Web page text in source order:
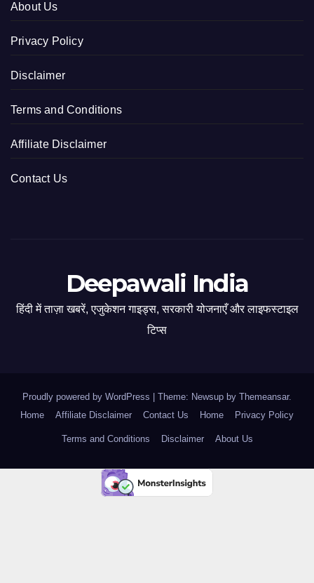
About Us
Privacy Policy
Disclaimer
Terms and Conditions
Affiliate Disclaimer
Contact Us
Deepawali India
हिंदी में ताज़ा खबरें, एजुकेशन गाइड्स, सरकारी योजनाएँ और लाइफस्टाइल
टिप्स
Proudly powered by WordPress Theme: Newsup by Themeansar.
Home
Affiliate Disclaimer Contact Us Home Privacy Policy
Terms and Conditions Disclaimer About Us